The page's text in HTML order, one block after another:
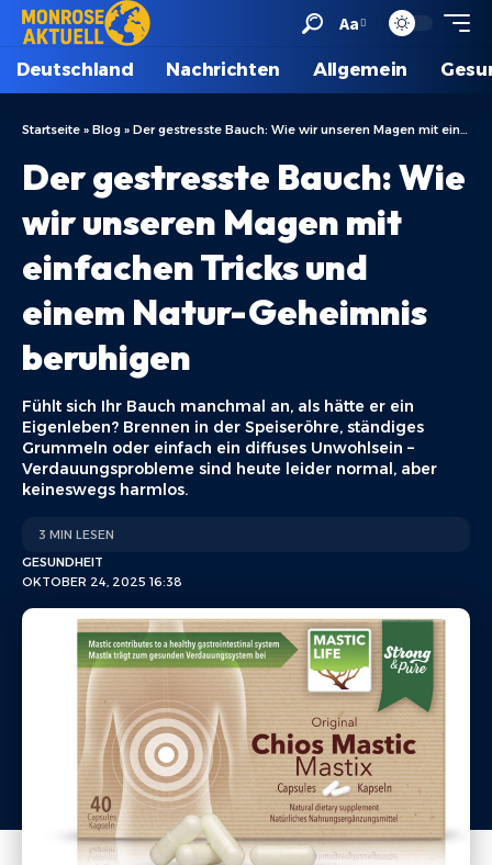
Aa
Deutschland Nachrichten Allgemein
Startseite » Blog » Der gestresste Bauch: Wie wir unseren Magen mit einfachen Tricks und einem Natur-Geheimnis beruhigen
Der gestresste Bauch: Wie
wir unseren Magen mit
einfachen Tricks und
einem Natur-Geheimnis
beruhigen
Fühlt sich Ihr Bauch manchmal an, als hätte er ein
Eigenleben? Brennen in der Speiseröhre, ständiges
Grummeln oder einfach ein diffuses Unwohlsein –
Verdauungsprobleme sind heute leider normal, aber
keineswegs harmlos.
OKTOBER 24, 2025 16:38
GESUNDHEIT
3 MIN LESEN